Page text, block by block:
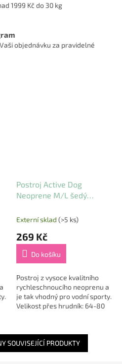
1999 Kč do 30 kg
objednávku za pravidelné
Postroj Active Dog
Neoprene M/L šedý
Externí sklad (>5 ks)
269 Kč
Do košíku
Postroj z vysoce kvalitního
rychleschnoucího neoprenu a
je tak vhodný pro vodní sporty.
Velikost přes hrudník: 64-80
SOUVISEJÍCÍ PRODUKTY